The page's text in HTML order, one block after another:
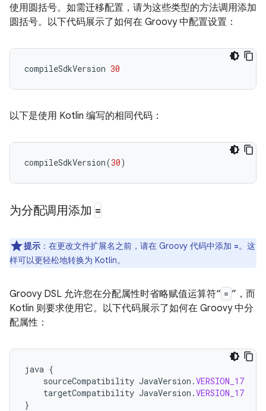
使用圆括号。如需迁移配置，请为这些类型的方法调用添加
圆括号。以下代码展示了如何在 Groovy 中配置设置：
compileSdkVersion 30
以下是使用 Kotlin 编写的相同代码：
compileSdkVersion(30)
为分配调用添加 =
提示 ：在更改文件扩展名之前，请在 Groovy 代码中添加 =。这
样可以更轻松地转换为 Kotlin。
Groovy DSL 允许您在分配属性时省略赋值运算符“ = ”，而
Kotlin 则要求使用它。以下代码展示了如何在 Groovy 中分
配属性：
java {
sourceCompatibility JavaVersion .VERSION_17
targetCompatibility JavaVersion .VERSION_17
}